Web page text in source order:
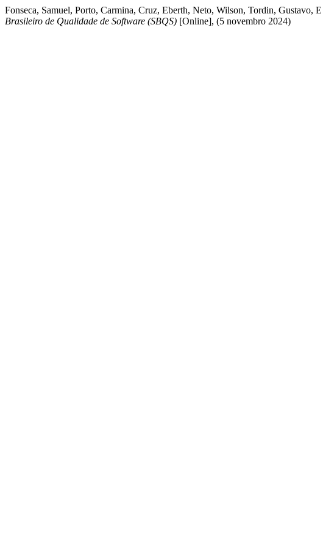
Fonseca, Samuel, Porto, Carmina, Cruz, Eberth, Neto, Wilson, Tordin,
Brasileiro de Qualidade de Software (SBQS) [Online], (5 novembro 2024)